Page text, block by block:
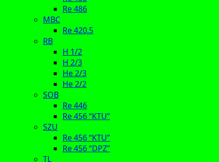
Re 486
MBC
Re 420.5
RB
H 1/2
H 2/3
He 2/3
He 2/2
SOB
Re 446
Re 456 “KTU”
SZU
Re 456 “KTU”
Re 456 “DPZ”
TL